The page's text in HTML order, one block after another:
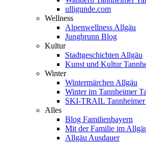
ulligunde.com
Wellness
Alpenwellness Allgäu
Jungbrunn Blog
Kultur
Stadtgeschichten Allgäu
Kunst und Kultur
Winter
Wintermärchen Allgäu
Winter im Tannheimer
SKI-TRAIL
Alles
Blog Familienbayern
Mit der Familie im
Allgäu Ausdauer